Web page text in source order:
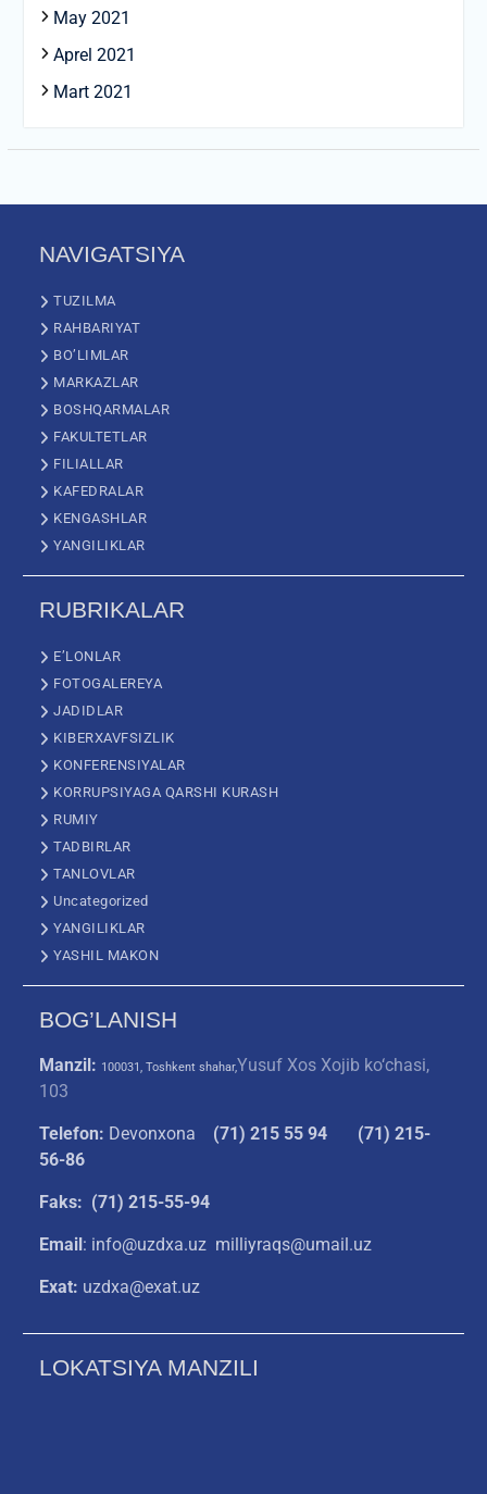
May 2021
Aprel 2021
Mart 2021
NAVIGATSIYA
TUZILMA
RAHBARIYAT
BO’LIMLAR
MARKAZLAR
BOSHQARMALAR
FAKULTETLAR
FILIALLAR
KAFEDRALAR
KENGASHLAR
YANGILIKLAR
RUBRIKALAR
E’LONLAR
FOTOGALEREYA
JADIDLAR
KIBERXAVFSIZLIK
KONFERENSIYALAR
KORRUPSIYAGA QARSHI KURASH
RUMIY
TADBIRLAR
TANLOVLAR
Uncategorized
YANGILIKLAR
YASHIL MAKON
BOG’LANISH
Manzil: 100031, Toshkent shahar,Yusuf Xos Xojib ko‘chasi,
103
Telefon: Devonxona (71) 215 55 94
(71) 215-
56-86
Faks: (71) 215-55-94
Email: info@uzdxa.uz milliyraqs@umail.uz
Exat: uzdxa@exat.uz
LOKATSIYA MANZILI